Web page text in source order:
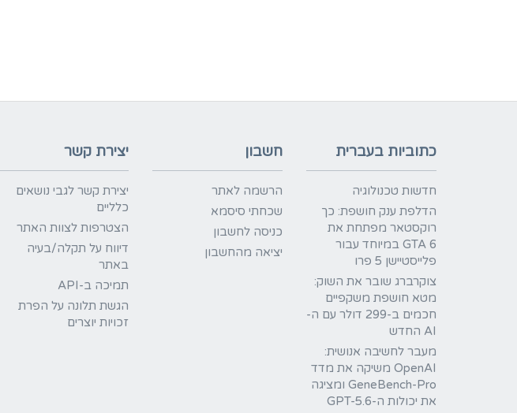
כתוביות בעברית
חדשות טכנולוגיה
הדלפת ענק חושפת: כך
רוקסטאר מפתחת את
GTA 6 במיוחד עבור
פלייסטיישן 5 פרו
צוקרברג שובר את השוק:
מטא חושפת משקפיים
חכמים ב-299 דולר עם ה-
AI החדש
מעבר לחשיבה אנושית:
OpenAI משיקה את מדד
GeneBench-Pro ומציגה
את יכולות ה-GPT-5.6
חשבון
הרשמה לאתר
שכחתי סיסמא
כניסה לחשבון
יציאה מהחשבון
יצירת קשר
יצירת קשר לגבי נושאים
כלליים
הצטרפות לצוות האתר
דיווח על תקלה/בעיה
באתר
תמיכה ב-API
הגשת תלונה על הפרת
זכויות יוצרים